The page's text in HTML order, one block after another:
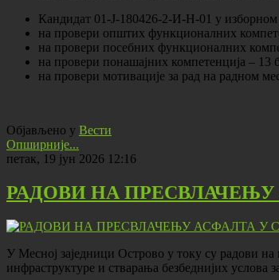
Кандидат 01-Ј-180426-2-И-Н-01 у изборном
на провери општих функционалних
на провери посебних функционалних
на провери понашајних компетенција – 13
на провери мотивације за рад на радном
Објављено у Вести
Опширније...
петак, 19 јун 2026 12:16
РАДОВИ НА
У Месној заједници Острово у току су радови
инфраструктуре и стварања безбеднијих услова